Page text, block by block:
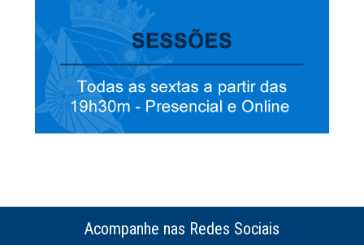
Acompanhe nas Redes Sociais